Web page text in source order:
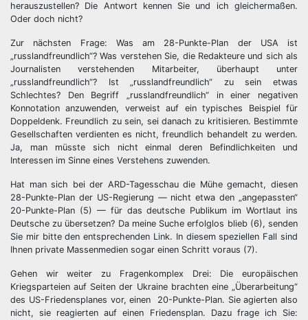
herauszustellen? Die Antwort kennen Sie und ich gleichermaßen.
Oder doch nicht?
Zur nächsten Frage: Was am 28-Punkte-Plan der USA ist
„russlandfreundlich“? Was verstehen Sie, die Redakteure und sich als
Journalisten verstehenden Mitarbeiter, überhaupt unter
„russlandfreundlich“? Ist „russlandfreundlich“ zu sein etwas
Schlechtes? Den Begriff „russlandfreundlich“ in einer negativen
Konnotation anzuwenden, verweist auf ein typisches Beispiel für
Doppeldenk. Freundlich zu sein, sei danach zu kritisieren. Bestimmte
Gesellschaften verdienten es nicht, freundlich behandelt zu werden.
Ja, man müsste sich nicht einmal deren Befindlichkeiten und
Interessen im Sinne eines Verstehens zuwenden.
Hat man sich bei der ARD-Tagesschau die Mühe gemacht, diesen
28-Punkte-Plan der US-Regierung — nicht etwa den „angepassten“
20-Punkte-Plan (5) — für das deutsche Publikum im Wortlaut ins
Deutsche zu übersetzen? Da meine Suche erfolglos blieb (6), senden
Sie mir bitte den entsprechenden Link. In diesem speziellen Fall sind
Ihnen private Massenmedien sogar einen Schritt voraus (7).
Gehen wir weiter zu Fragenkomplex Drei: Die europäischen
Kriegsparteien auf Seiten der Ukraine brachten eine „Überarbeitung“
des US-Friedensplanes vor, einen 20-Punkte-Plan. Sie agierten also
nicht, sie reagierten auf einen Friedensplan. Dazu frage ich Sie: